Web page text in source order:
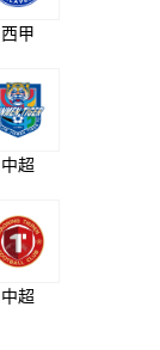
西甲
中超
中超